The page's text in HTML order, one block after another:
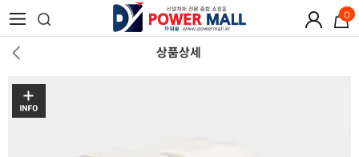
0
상품상세